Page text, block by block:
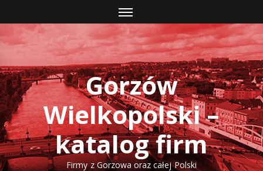
to
content
Gorzów
Wielkopolski –
katalog firm
Firmy z Gorzowa oraz całej Polski